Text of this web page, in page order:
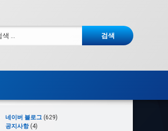
네이버 블로그(629)
공지사항(4)